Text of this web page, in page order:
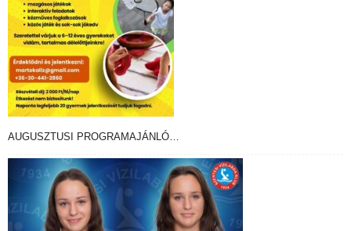
AUGUSZTUSI PROGRAMAJÁNLÓ…